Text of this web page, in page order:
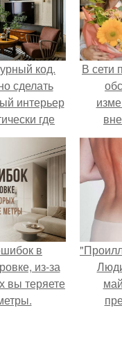
код.
сделать
интерьер
где
В сети
в
из-за
вы теряете